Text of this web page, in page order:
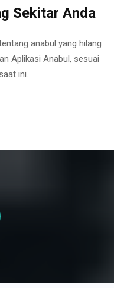
Sekitar Anda
anabul yang hilang
Aplikasi Anabul, sesuai
ini.